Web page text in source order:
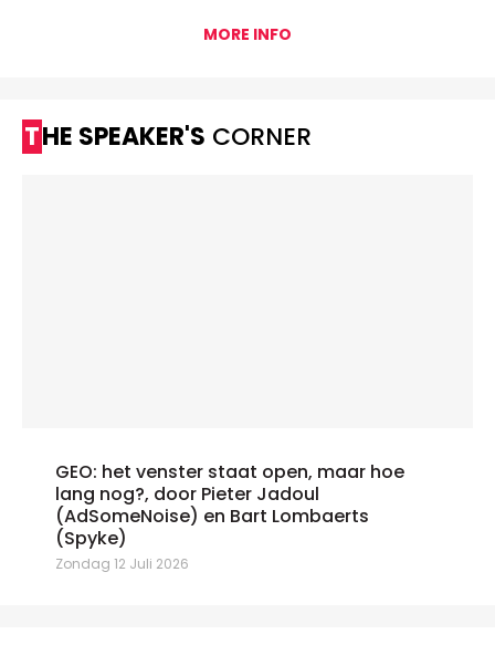
MORE INFO
THE SPEAKER'S CORNER
GEO: het venster staat open, maar hoe
lang nog?, door Pieter Jadoul
(AdSomeNoise) en Bart Lombaerts
(Spyke)
Zondag 12 Juli 2026